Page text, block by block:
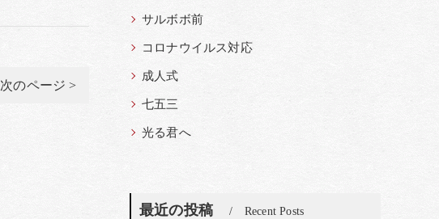
次のページ >
サルボボ前
コロナウイルス対応
成人式
七五三
光る君へ
最近の投稿 Recent Posts